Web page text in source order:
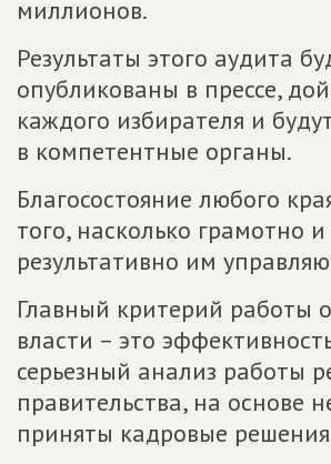
миллионов.
Результаты этого аудита
опубликованы в прессе,
каждого избирателя и
в компетентные органы.
Благосостояние любого
того, насколько грамотно и
результативно им
Главный критерий работы
власти – это
серьезный анализ работы
правительства, на основе
приняты кадровые